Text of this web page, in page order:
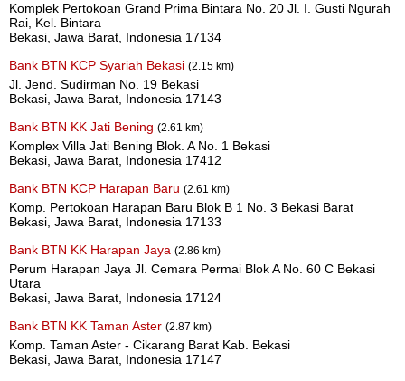
Komplek Pertokoan Grand Prima Bintara No. 20 Jl. I. Gusti Ngurah
Rai, Kel. Bintara
Bekasi, Jawa Barat, Indonesia 17134
Bank BTN KCP Syariah Bekasi (2.15 km)
Jl. Jend. Sudirman No. 19 Bekasi
Bekasi, Jawa Barat, Indonesia 17143
Bank BTN KK Jati Bening (2.61 km)
Komplex Villa Jati Bening Blok. A No. 1 Bekasi
Bekasi, Jawa Barat, Indonesia 17412
Bank BTN KCP Harapan Baru (2.61 km)
Komp. Pertokoan Harapan Baru Blok B 1 No. 3 Bekasi Barat
Bekasi, Jawa Barat, Indonesia 17133
Bank BTN KK Harapan Jaya (2.86 km)
Perum Harapan Jaya Jl. Cemara Permai Blok A No. 60 C Bekasi
Utara
Bekasi, Jawa Barat, Indonesia 17124
Bank BTN KK Taman Aster (2.87 km)
Komp. Taman Aster - Cikarang Barat Kab. Bekasi
Bekasi, Jawa Barat, Indonesia 17147